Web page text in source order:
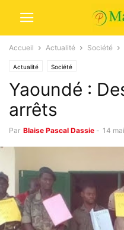
Accueil Actualité Société
Actualité Société
Yaoundé :
arrêts
Par Blaise Pascal Dassie - 14